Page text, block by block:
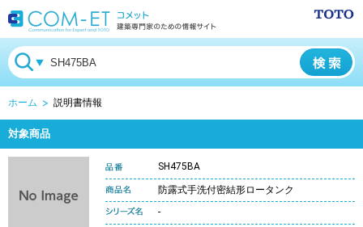
ホーム 説明書情報
対象商品
SH475BA
防露式手洗付密結形ロータンク
-